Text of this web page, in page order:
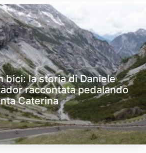
bici: la storia di Daniele
raccontata pedalando
Caterina